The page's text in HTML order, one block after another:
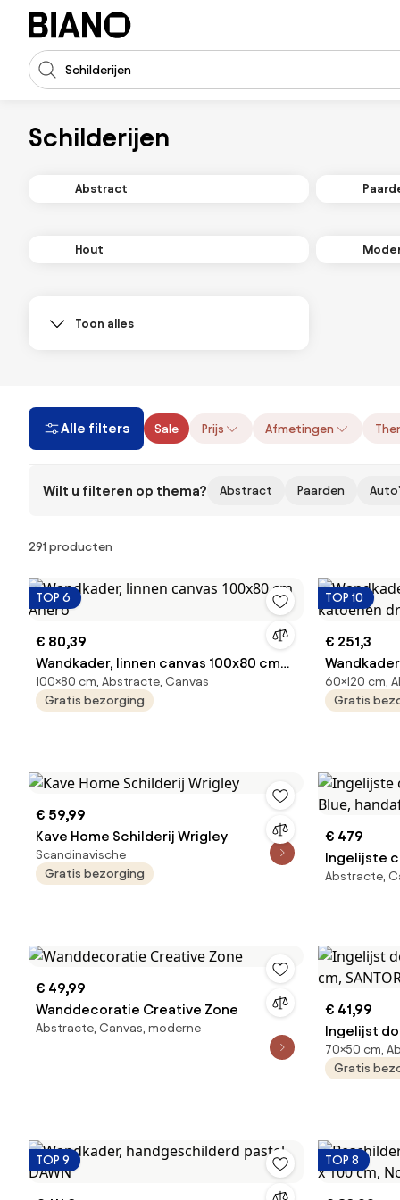
Navigatie overslaan, naar inhoud springen
Zoekopdracht invoeren
Schilderijen
Abstract
Hout
Toon alles
Alle filters Sale Prijs Afmetingen
Wilt u filteren op thema? Abstract Paarden
Producten
291 producten
TOP 6
€ 80,39
Wandkader, linnen canvas 100x80 cm
Anero
100×80 cm, Abstracte, Canvas
Gratis bezorging
TOP 10
€ 251,3
katoenen
60×120 cm,
Gratis
€ 59,99
Kave Home Schilderij Wrigley
Scandinavische
Gratis bezorging
€ 479
Ingelijste
Blue,
Abstracte,
€ 49,99
Wanddecoratie Creative Zone
Abstracte, Canvas, moderne
€ 41,99
Ingelijst
cm,
70×50 cm,
Gratis
TOP 9 TOP 8